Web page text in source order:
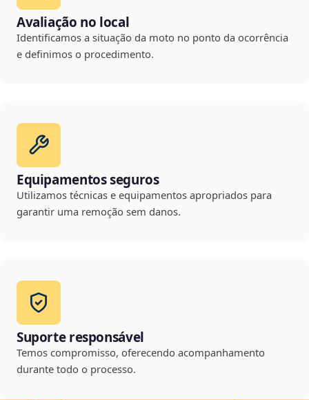
Avaliação no local
Identificamos a situação da moto no ponto da ocorrência
e definimos o procedimento.
Equipamentos seguros
Utilizamos técnicas e equipamentos apropriados para
garantir uma remoção sem danos.
Suporte responsável
Temos compromisso, oferecendo acompanhamento
durante todo o processo.